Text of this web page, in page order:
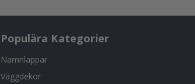
Populära Kategorier
Namnlappar
Väggdekor